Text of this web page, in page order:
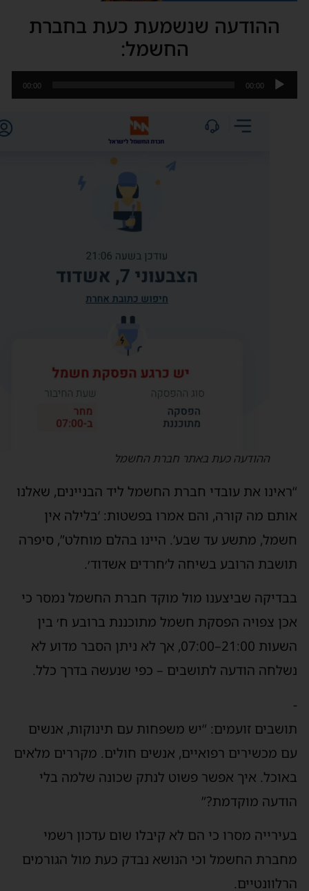
ההודעה שנשמעת כעת בחברת
החשמל:
00:00
00:00
ההודעה כעת באתר חברת החשמל
את עובדי חברת החשמל ליד הבניינים, שאלנו
מה קורה, והם אמרו בפשטות: ‘בלילה אין
מתשע עד שבע’. היינו בהלם מוחלט”, סיפרה
הרובע בשיחה ל׳חרדים אשדוד׳.
שביצענו מול מוקד חברת החשמל נמסר כי
צפויה הפסקת חשמל מתוכננת ברובע ח׳ בין
השעות 21:00–07:00, אך לא ניתן הסבר מדוע לא
הודעה לתושבים – כפי שנעשה בדרך כלל.
זועמים: “יש משפחות עם תינוקות, אנשים
מכשירים רפואיים, אנשים חולים. מקררים מלאים
איך אפשר פשוט לנתק שכונה שלמה בלי
מוקדמת?”
מסרו כי הם לא קיבלו שום עדכון רשמי
החשמל וכי הנושא נבדק כעת מול הגורמים